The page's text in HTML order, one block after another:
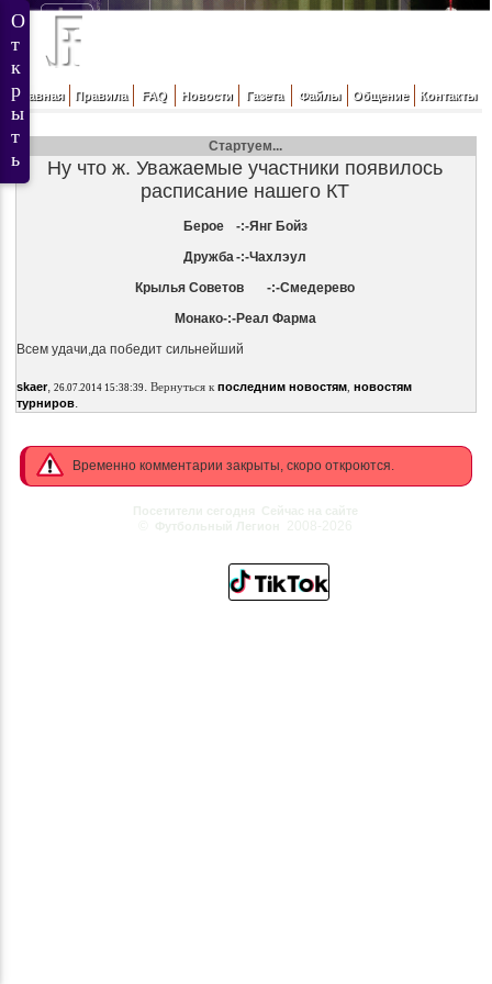
Главная Правила FAQ Новости Газета Файлы Общение Контакты
Стартуем...
Ну что ж. Уважаемые участники появилось
расписание нашего КТ
Берое -:-Янг Бойз
Дружба-:-Чахлэул
Крылья Советов
-:-Смедерево
Монако-:-Реал Фарма
Всем удачи,да победит сильнейший
skaer, 26.07.2014 15:38:39. Вернуться к последним новостям, новостям
турниров.
Временно комментарии закрыты, скоро откроются.